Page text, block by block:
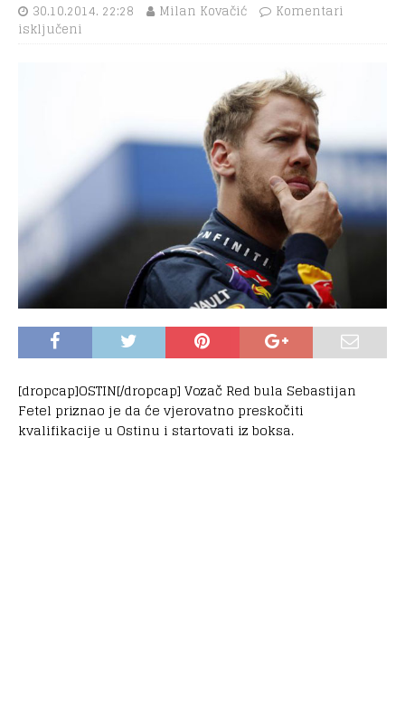
30.10.2014. 22:28 Milan Kovačić
Komentari
isključeni
[dropcap]OSTIN[/dropcap] Vozač Red bula Sebastijan
Fetel priznao je da će vjerovatno preskočiti
kvalifikacije u Ostinu i startovati iz boksa.